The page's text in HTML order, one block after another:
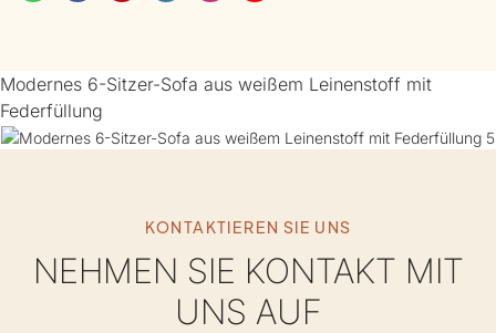
Modernes 6-Sitzer-Sofa aus weißem Leinenstoff mit
Federfüllung
KONTAKTIEREN SIE UNS
NEHMEN SIE KONTAKT MIT
UNS AUF